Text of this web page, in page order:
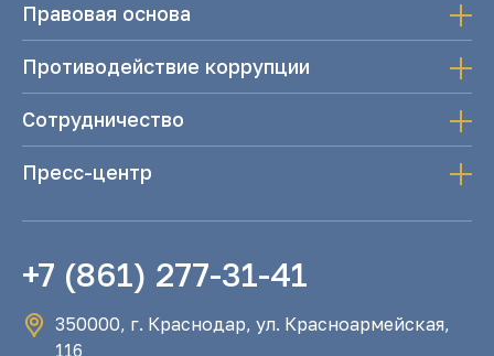
Правовая основа
Противодействие коррупции
Сотрудничество
Пресс-центр
+7 (861) 277-31-41
350000, г. Краснодар, ул. Красноармейская,
116